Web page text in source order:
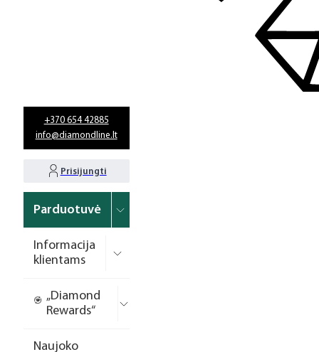
+370 654 42885
info@diamondline.lt
Prisijungti
Parduotuvė
Informacija
klientams
„Diamond
Rewards“
Naujoko